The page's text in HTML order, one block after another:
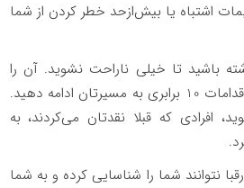
اشتباه یا بیش‌ازحد خطر کردن از شما
باشید تا خیلی ناراحت نشوید. آن را
نشانه موفقیت بدانید و با اقدامات 10 برابری به مسیرتان ادامه دهید.
افرادی که قبلا نقدتان می‌کردند، به
نتوانند شما را شناسایی کرده و به شما